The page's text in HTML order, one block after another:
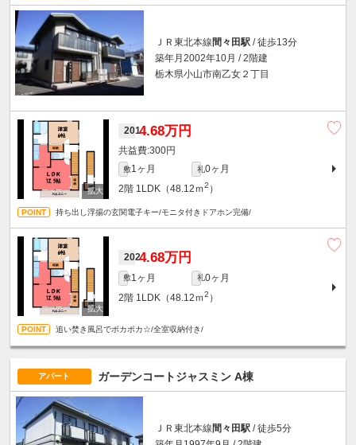
ＪＲ東北本線間々田駅 / 徒歩13分
築年月2002年10月 / 2階建
栃木県小山市南乙女２丁目
2014.68万円
300円
敷1ヶ月 礼0ヶ月
2階 1LDK（48.12ｍ2 ）
持ち出し浮揚の玄関電子キー/モニタ付きドアホン完備/
2024.68万円
敷1ヶ月 礼0ヶ月
2階 1LDK（48.12ｍ2 ）
追い焚き風呂でポカポカ☆/全室収納付き/
アパート ガーデンコートジャスミン A棟
ＪＲ東北本線 間々田駅 / 徒歩5分